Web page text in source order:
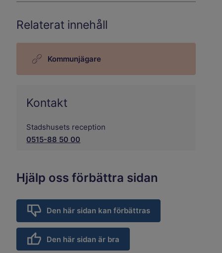
Relaterat innehåll
Kommunjägare
Kontakt
Stadshusets reception
0515-88 50 00
Hjälp oss förbättra sidan
Den här sidan kan förbättras
Den här sidan är bra